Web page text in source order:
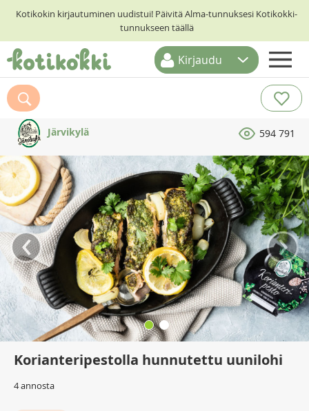
Kotikokin kirjautuminen uudistui! Päivitä Alma-tunnuksesi Kotikokki-
tunnukseen täällä
ETUSIVU
RESEPTIHAKU
RUOKATEEMAT
KESKUSTELUT
KOTIKOKIT
Kirjaudu
Järvikylä 594 791
‹ ›
Korianteripestolla hunnutettu uunilohi
4 annosta